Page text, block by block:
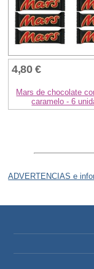
4,80 €
Mars de chocolate
caramelo - 6
ADVERTENCIAS e